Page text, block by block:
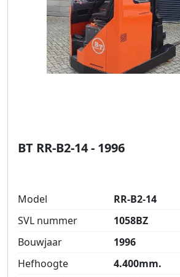
BT RR-B2-14 - 1996
Model
RR-B2-14
SVL nummer
1058BZ
Bouwjaar
1996
Hefhoogte
4.400mm.